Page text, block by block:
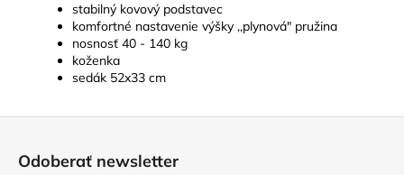
stabilný kovový podstavec
komfortné nastavenie výšky ,,plynová" pružina
nosnosť 40 - 140 kg
koženka
sedák 52x33 cm
PUZDRO
DIRIGENTSKÚ
TAKTOVKU
Odoberať newsletter